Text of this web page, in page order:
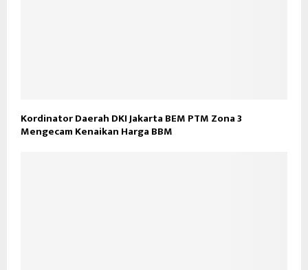
Kordinator Daerah DKI Jakarta BEM PTM Zona 3
Mengecam Kenaikan Harga BBM